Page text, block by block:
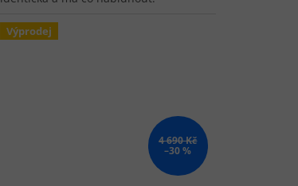
Výprodej
4 690 Kč
–30 %